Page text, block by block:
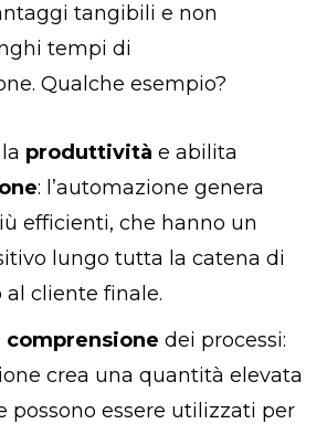
tangibili e non
tempi di
Qualche esempio?
produttività e abilita
: l’automazione genera
efficienti, che hanno un
lungo tutta la catena di
al cliente finale.
comprensione dei processi:
crea una quantità elevata
possono essere utilizzati per